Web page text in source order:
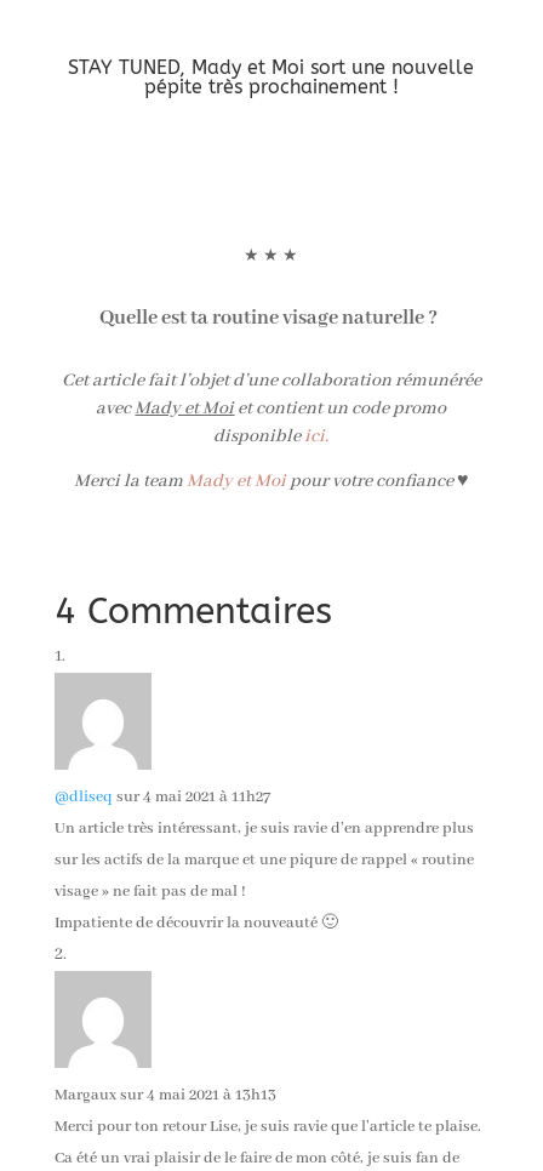
STAY TUNED, Mady et Moi sort une nouvelle
pépite très prochainement !
★ ★ ★
Quelle est ta routine visage naturelle ?
Cet article fait l’objet d’une collaboration rémunérée
avecMady et Moiet contient un code promo
disponibleici.
Merci la teamMady et Moipour votre confiance ♥
4 Commentaires
@dliseq sur 4 mai 2021 à 11h27
Un article très intéressant, je suis ravie d’en apprendre plus
sur les actifs de la marque et une piqure de rappel « routine
visage » ne fait pas de mal !
Impatiente de découvrir la nouveauté 🙂
Margauxsur 4 mai 2021 à 13h13
Merci pour ton retour Lise, je suis ravie que l’article te plaise.
Ca été un vrai plaisir de le faire de mon côté, je suis fan de